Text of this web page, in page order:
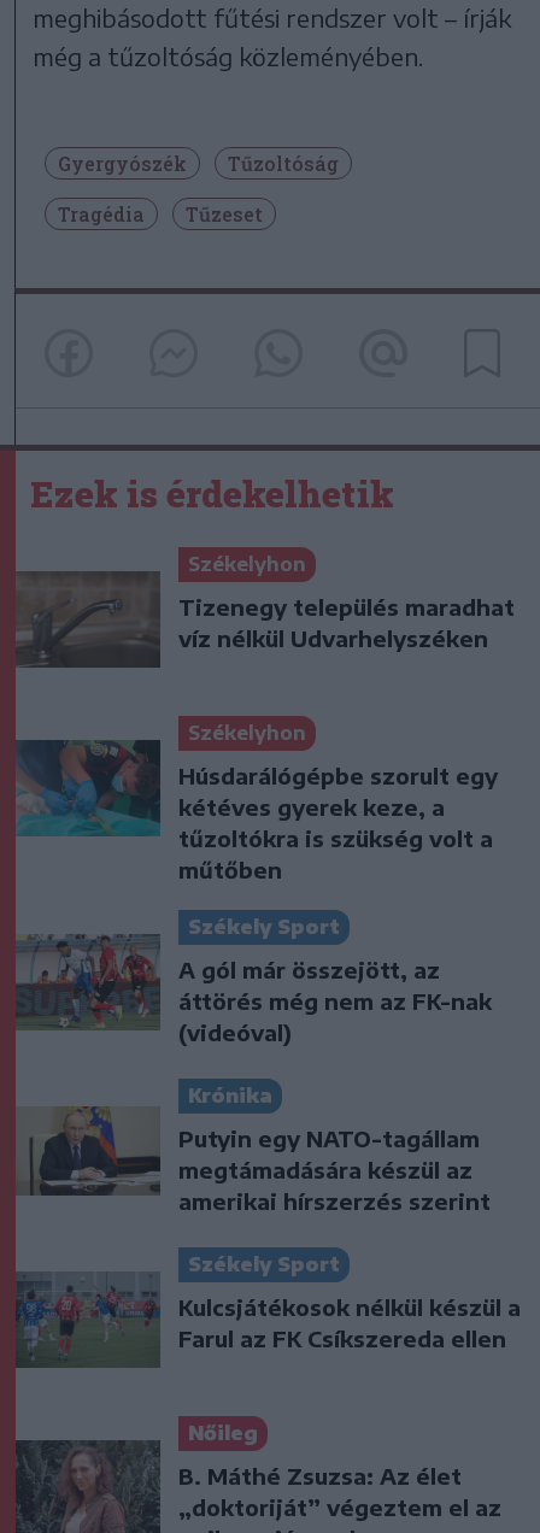
meghibásodott fűtési rendszer volt – írják
még a tűzoltóság közleményében.
Gyergyószék
Tűzoltóság
Tragédia
Tűzeset
Ezek is érdekelhetik
Székelyhon
Tizenegy település maradhat
víz nélkül Udvarhelyszéken
Székelyhon
Húsdarálógépbe szorult egy
kétéves gyerek keze, a
tűzoltókra is szükség volt a
műtőben
Székely Sport
A gól már összejött, az
áttörés még nem az FK-nak
(videóval)
Krónika
Putyin egy NATO-tagállam
megtámadására készül az
amerikai hírszerzés szerint
Székely Sport
Kulcsjátékosok nélkül készül a
Farul az FK Csíkszereda ellen
Nőileg
B. Máthé Zsuzsa: Az élet
„doktoriját” végeztem el az